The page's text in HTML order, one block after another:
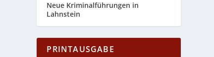
Neue Kriminalführungen in
Lahnstein
PRINTAUSGABE